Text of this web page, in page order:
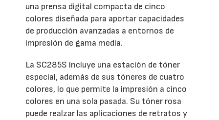
una prensa digital compacta de cinco
colores diseñada para aportar capacidades
de producción avanzadas a entornos de
impresión de gama media.
La SC285S incluye una estación de tóner
especial, además de sus tóneres de cuatro
colores, lo que permite la impresión a cinco
colores en una sola pasada. Su tóner rosa
puede realzar las aplicaciones de retratos y